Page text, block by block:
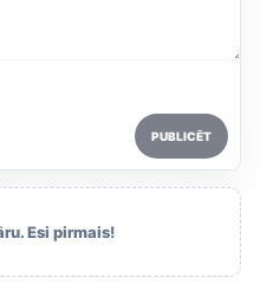
PUBLICĒT
Esi pirmais!